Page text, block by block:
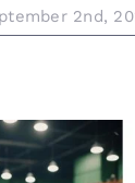
2nd,